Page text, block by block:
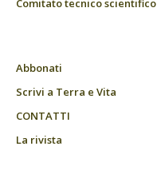
Comitato tecnico scientifico
Abbonati
Scrivi a Terra e Vita
CONTATTI
La rivista